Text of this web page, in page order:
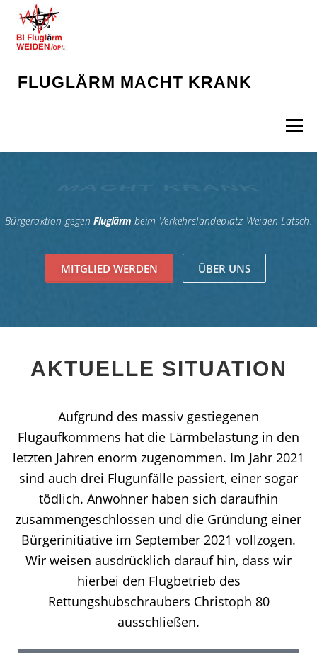
FLUGLÄRM MACHT KRANK
Menü
MACHT KRANK
Bürgeraktion gegenFluglärm beim Verkehrslandeplatz Weiden Latsch.
MITGLIED WERDEN ÜBER UNS
AKTUELLE SITUATION
Aufgrund des massiv gestiegenen
Flugaufkommens hat die Lärmbelastung in den
letzten Jahren enorm zugenommen. Im Jahr 2021
sind auch drei Flugunfälle passiert, einer sogar
tödlich. Anwohner haben sich daraufhin
zusammengeschlossen und die Gründung einer
Bürgerinitiative im September 2021 vollzogen.
Wir weisen ausdrücklich darauf hin, dass wir
hierbei den Flugbetrieb des
Rettungshubschraubers Christoph 80
ausschließen.